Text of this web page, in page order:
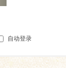
自动登录